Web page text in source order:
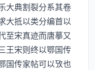
大典割裂分系其卷
大抵以类分编首以
至宋真迹而唐摹又
王宋则终以鄂国传
国传家帖可以攷也